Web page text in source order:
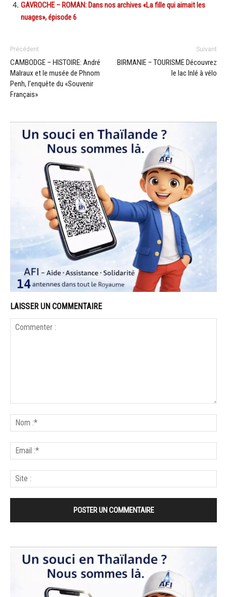
GAVROCHE – ROMAN: Dans nos archives «La fille qui aimait les
nuages», épisode 6
Précédent
CAMBODGE – HISTOIRE: André
Malraux et le musée de Phnom
Penh, l’enquête du «Souvenir
Français»
Suivant
BIRMANIE – TOURISME Découvrez
le lac Inlé à vélo
LAISSER UN COMMENTAIRE